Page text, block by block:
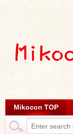
Mikocon TOP